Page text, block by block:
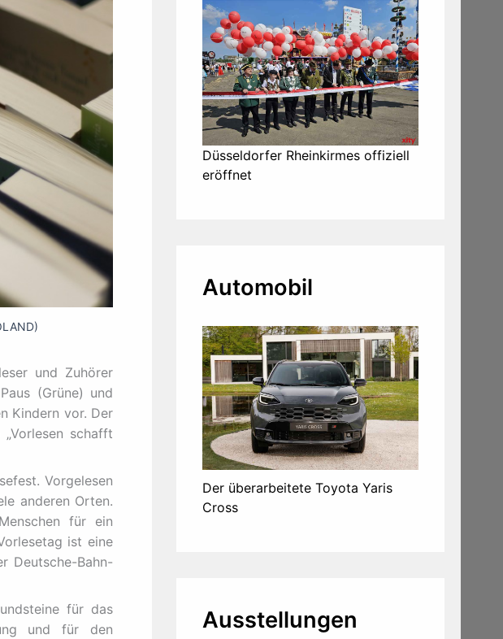
und Zuhörer
(Grüne) und
Kindern vor. Der
schafft
Vorgelesen
anderen Orten.
für ein
ist eine
Deutsche-Bahn-
für das
und für den
Düsseldorfer Rheinkirmes offiziell
eröffnet
Automobil
Der überarbeitete Toyota Yaris
Cross
Ausstellungen